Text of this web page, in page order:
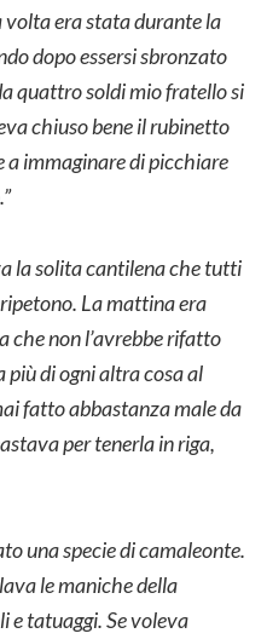
era stata durante la
dopo essersi sbronzato
quattro soldi mio fratello si
chiuso bene il rubinetto
a immaginare di picchiare
la solita cantilena che tutti
La mattina era
che non l’avrebbe rifatto
più di ogni altra cosa al
fatto abbastanza male da
per tenerla in riga,
una specie di camaleonte.
le maniche della
e tatuaggi. Se voleva